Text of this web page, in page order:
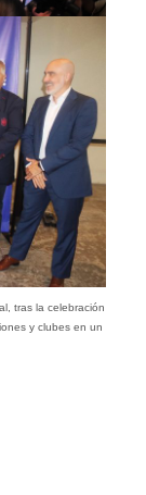
tras la celebración
y clubes en un